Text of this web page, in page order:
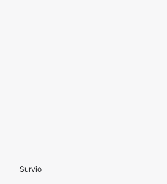
Survio